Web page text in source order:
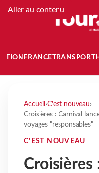
Aller au contenu
FRANCETRANSPORT
Accueil ›C'est nouveau›
Croisières : Carnival
voyages "responsables"
C'EST NOUVEAU
Croisières